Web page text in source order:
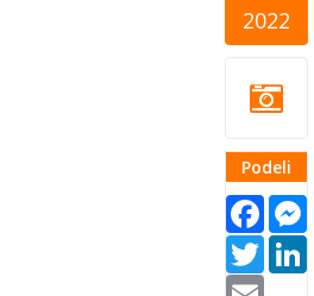
2022
Podeli
Twitter